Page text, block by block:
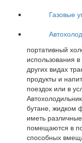
Газовые
портативный
использования
других видах
продукты и
поездок или в
бутане, жидком
иметь
помещаются в
способных